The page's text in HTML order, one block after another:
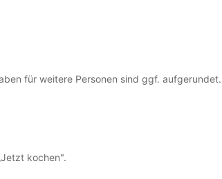
für weitere Personen sind ggf. aufgerundet.
kochen".